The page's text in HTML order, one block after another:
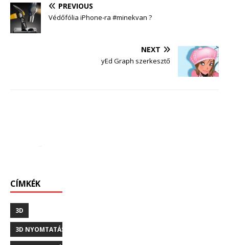
PREVIOUS
Védőfólia iPhone-ra #minekvan ?
NEXT
yEd Graph szerkesztő
CÍMKÉK
3D
3D NYOMTATÁS